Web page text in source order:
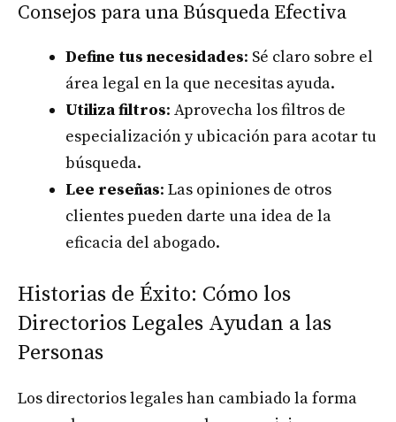
Consejos para una Búsqueda Efectiva
Define tus necesidades: Sé claro sobre el
área legal en la que necesitas ayuda.
Utiliza filtros: Aprovecha los filtros de
especialización y ubicación para acotar tu
búsqueda.
Lee reseñas: Las opiniones de otros
clientes pueden darte una idea de la
eficacia del abogado.
Historias de Éxito: Cómo los
Directorios Legales Ayudan a las
Personas
Los directorios legales han cambiado la forma